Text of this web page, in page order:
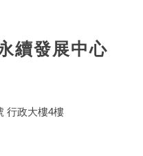
續發展中心
行政大樓4樓